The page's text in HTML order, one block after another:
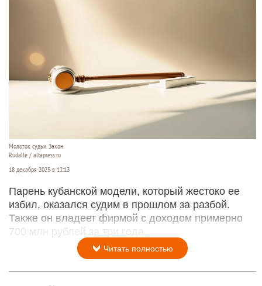
Молоток судьи. Закон.
Rudalle / altapress.ru
18 декабря 2025 в 12:13
Парень кубанской модели, который жестоко ее
избил, оказался судим в прошлом за разбой.
Также он владеет фирмой с доходом примерно
700 млн рублей за три года.
Читать полностью